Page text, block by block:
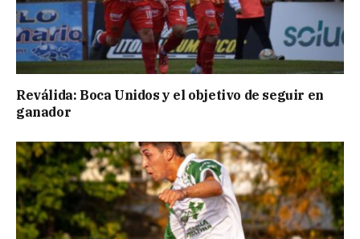
Reválida: Boca Unidos y el objetivo de seguir en
ganador